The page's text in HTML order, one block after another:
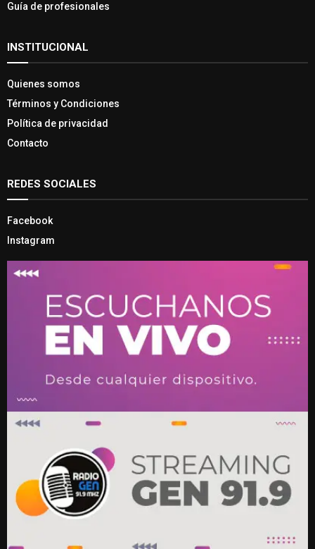
Guía de profesionales
INSTITUCIONAL
Quienes somos
Términos y Condiciones
Política de privacidad
Contacto
REDES SOCIALES
Facebook
Instagram